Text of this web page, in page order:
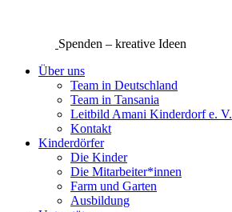
Spenden – kreative Ideen
Über uns
Team in Deutschland
Team in Tansania
Leitbild Amani Kinderdorf e. V.
Kontakt
Kinderdörfer
Die Kinder
Die Mitarbeiter*innen
Farm und Garten
Ausbildung